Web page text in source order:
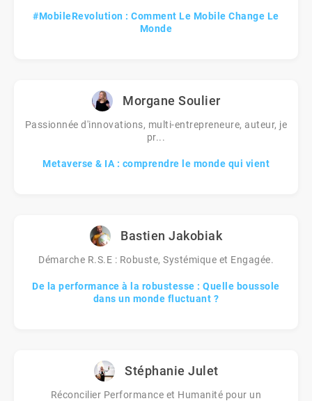
#MobileRevolution : Comment Le Mobile Change Le
Monde
Morgane Soulier
Passionnée d'innovations, multi-entrepreneure, auteur, je
pr...
Metaverse & IA : comprendre le monde qui vient
Bastien Jakobiak
Démarche R.S.E : Robuste, Systémique et Engagée.
De la performance à la robustesse : Quelle boussole
dans un monde fluctuant ?
Stéphanie Julet
Réconcilier Performance et Humanité pour un